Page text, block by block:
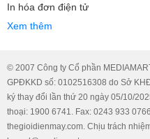
In hóa đơn điện tử
Xem thêm
© 2007 Công ty Cổ phần
GPĐKKD số: 0102516308 do Sở
ký thay đổi lần thứ 20 ngày 05/10/
thoại: 1900 6741. Fax: 0243 933
thegioidienmay.com. Chịu trách